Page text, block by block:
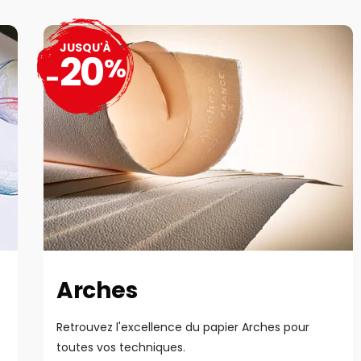
Arches
Retrouvez l'excellence du papier Arches pour
toutes vos techniques.
JUSQU'À
-20%